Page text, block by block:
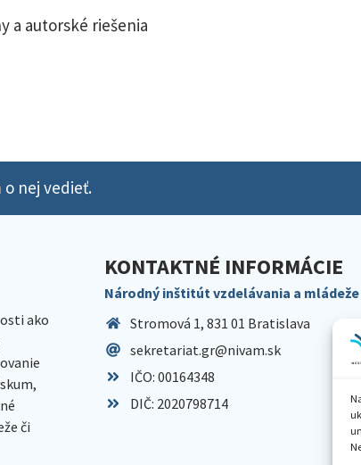
a autorské riešenia
o nej vedieť.
ako
či
KONTAKTNÉ INFORMÁCIE
Národný inštitút vzdelávania a mládeže
Stromová 1, 831 01 Bratislava
sekretariat.gr@nivam.sk
IČO: 00164348
DIČ: 2020798714